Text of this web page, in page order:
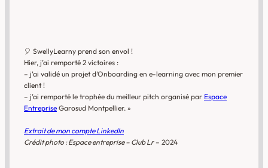
🎈 SwellyLearny prend son envol !
Hier, j’ai remporté 2 victoires :
– j’ai validé un projet d’Onboarding en e-learning avec mon premier
client !
– j’ai remporté le trophée du meilleur pitch organisé par Espace
Entreprise Garosud Montpellier. »
Extrait de mon compte LinkedIn
Crédit photo : Espace entreprise – Club Lr– 2024